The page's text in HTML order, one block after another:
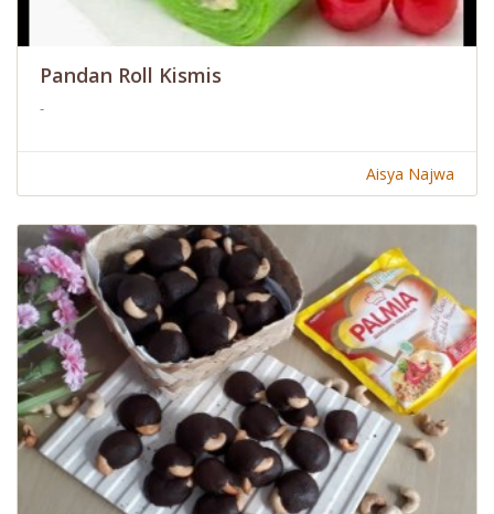
Pandan Roll Kismis
-
Aisya Najwa